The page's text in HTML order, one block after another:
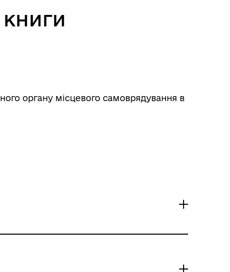
органу місцевого самоврядування в